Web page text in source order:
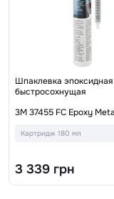
Шпаклевка эпоксидная
быстросохнущая
3M 37455 FC Epoxy
Картридж 180 мл
3 339 грн